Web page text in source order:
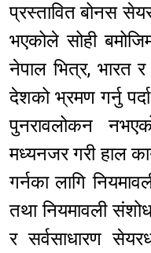
प्रस्तावित बोनस
भएकोले सोही
नेपाल भित्र, भारत
देशको भ्रमण गर्नु
पुनरावलोकन
मध्यनजर गरी हाल
गर्नका लागि
तथा नियमावली
र सर्वसाधारण